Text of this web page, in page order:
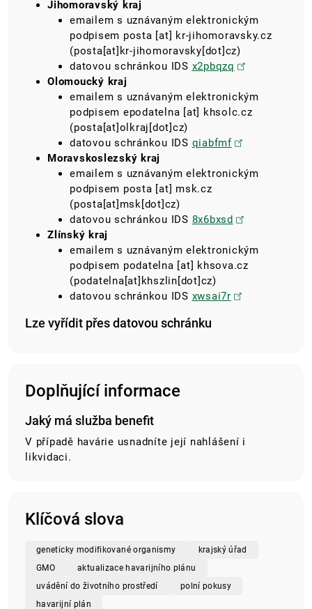
Jihomoravský kraj
emailem s uznávaným elektronickým
podpisem posta [at] kr-jihomoravsky.cz
(posta[at]kr-jihomoravsky[dot]cz)
datovou schránkou IDS x2pbqzq
Olomoucký kraj
emailem s uznávaným elektronickým
podpisem epodatelna [at] khsolc.cz
(posta[at]olkraj[dot]cz)
datovou schránkou IDS qiabfmf
Moravskoslezský kraj
emailem s uznávaným elektronickým
podpisem posta [at] msk.cz
(posta[at]msk[dot]cz)
datovou schránkou IDS 8x6bxsd
Zlínský kraj
emailem s uznávaným elektronickým
podpisem podatelna [at] khsova.cz
(podatelna[at]khszlin[dot]cz)
datovou schránkou IDS xwsai7r
Lze vyřídit přes datovou schránku
Doplňující informace
Jaký má služba benefit
V případě havárie usnadníte její nahlášení i
likvidaci.
Klíčová slova
geneticky modifikované organismy
krajský úřad
GMO
aktualizace havarijního plánu
uvádění do životního prostředí
polní pokusy
havarijní plán